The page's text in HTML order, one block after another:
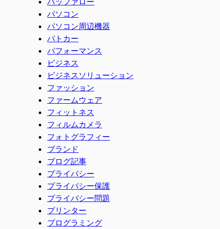
パソコン
パソコン周辺機器
パトカー
パフォーマンス
ビジネス
ビジネスソリューション
ファッション
ファームウェア
フィットネス
フィルムカメラ
フォトグラフィー
ブランド
ブログ記事
プライバシー
プライバシー保護
プライバシー問題
プリンター
プログラミング